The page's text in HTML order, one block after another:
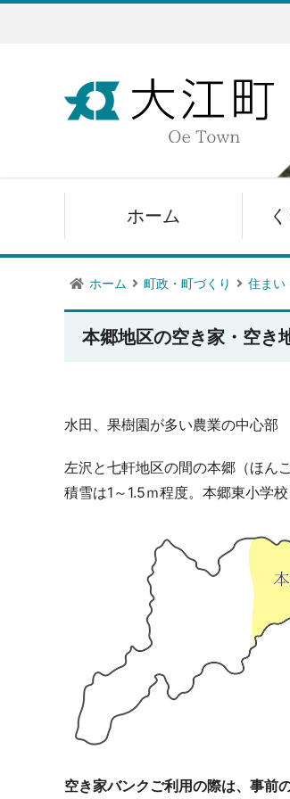
ホーム
ホーム 町政・町づくり 住まい
本郷地区の空き家・空き
水田、果樹園が多い農業の中心部
左沢と七軒地区の間の本郷（ほん
積雪は1～1.5ｍ程度。本郷東小学
空き家バンクご利用の際は、事前